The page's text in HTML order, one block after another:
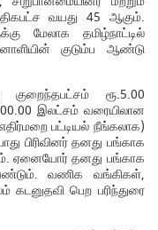
வயது 45 ஆகும்.
மேலாக தமிழ்நாட்டில்
குடும்ப ஆண்டு
ரூ.5.00
இலட்சம் வரையிலான
பட்டியல் நீங்கலாக)
பிரிவினர் தனது பங்காக
ஏனையோர் தனது பங்காக
வணிக வங்கிகள்,
கடனுதவி பெற பரிந்துரை